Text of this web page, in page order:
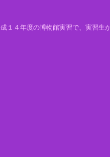
１４年度の博物館実習で、実習生